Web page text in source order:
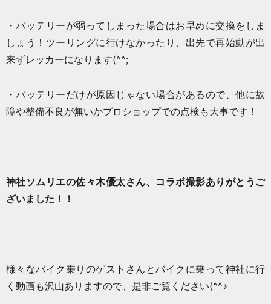
・バッテリーが弱ってしまった場合はお早めに交換をしま
しょう！ツーリングに行けなかったり、出先で再始動が出
来ずレッカーになります(^^;
・バッテリーだけが原因じゃない場合があるので、他に故
障や整備不良が無いかプロショップでの点検も大事です！
神社ソムリエの佐々木優太さん、コラボ撮影ありがとうご
ざいました！！
様々なバイク乗りのゲストさんとバイクに乗って神社に行
く動画も沢山ありますので、是非ご覧ください(^^♪